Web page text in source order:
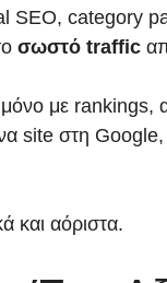
SEO, category
σωστό traffic
μόνο με
site στη
και αόριστα.